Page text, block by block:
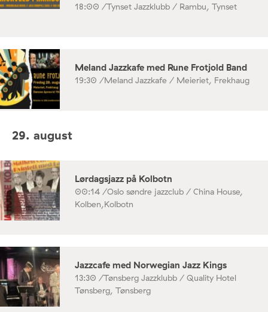
18:00 /Tynset Jazzklubb / Rambu, Tynset
Meland Jazzkafe med Rune Frotjold Band
19:30 /Meland Jazzkafe / Meieriet, Frekhaug
29. august
Lørdagsjazz på Kolbotn
00:14 /Oslo søndre jazzclub / China House,
Kolben,Kolbotn
Jazzcafe med Norwegian Jazz Kings
13:30 /Tønsberg Jazzklubb / Quality Hotel
Tønsberg, Tønsberg